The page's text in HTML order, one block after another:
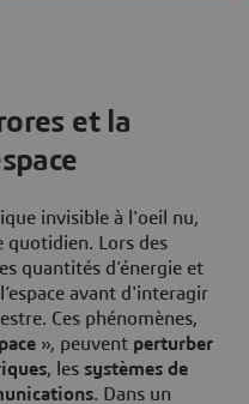
et la
invisible à l'oeil nu,
quotidien. Lors des
quantités d’énergie et
avant d'interagir
Ces phénomènes,
», peuvent perturber
, les systèmes de
. Dans un